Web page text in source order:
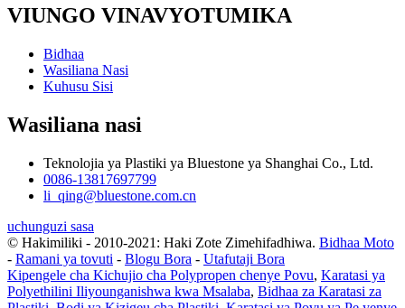
VIUNGO VINAVYOTUMIKA
Bidhaa
Wasiliana Nasi
Kuhusu Sisi
Wasiliana nasi
Teknolojia ya Plastiki ya Bluestone ya Shanghai Co., Ltd.
0086-13817697799
li_qing@bluestone.com.cn
uchunguzi sasa
© Hakimiliki - 2010-2021: Haki Zote Zimehifadhiwa. Bidhaa Moto
- Ramani ya tovuti - Blogu Bora - Utafutaji Bora
Kipengele cha Kichujio cha Polypropen chenye Povu, Karatasi ya
Polyethilini Iliyounganishwa kwa Msalaba, Bidhaa za Karatasi za